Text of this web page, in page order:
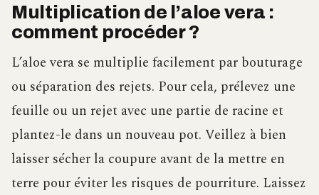
Multiplication de l’aloe vera :
comment procéder ?
L’aloe vera se multiplie facilement par bouturage
ou séparation des rejets. Pour cela, prélevez une
feuille ou un rejet avec une partie de racine et
plantez-le dans un nouveau pot. Veillez à bien
laisser sécher la coupure avant de la mettre en
terre pour éviter les risques de pourriture. Laissez